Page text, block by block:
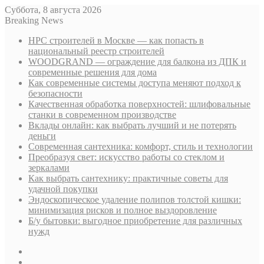
Суббота, 8 августа 2026
Breaking News
НРС строителей в Москве — как попасть в
национальный реестр строителей
WOODGRAND — ограждение для балкона из ДПК и
современные решения для дома
Как современные системы доступа меняют подход к
безопасности
Качественная обработка поверхностей: шлифовальные
станки в современном производстве
Вклады онлайн: как выбрать лучший и не потерять
деньги
Современная сантехника: комфорт, стиль и технологии
Преобразуя свет: искусство работы со стеклом и
зеркалами
Как выбрать сантехнику: практичные советы для
удачной покупки
Эндоскопическое удаление полипов толстой кишки:
минимизация рисков и полное выздоровление
Б/у бытовки: выгодное приобретение для различных
нужд